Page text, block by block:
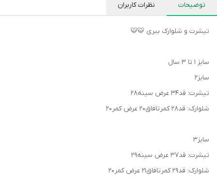
توضیحات نظرات کاربران
تیشرت و شلوارک ببری 🐯🐯
سایز ۱ تا ۳ سال
سایز۲
تیشرت: قد۳۴ عرض سینه۲۸
شلوارک: قد۲۸ کمرتافاق۲۰ عرض کمر۲۰
سایز۳
تیشرت: قد۳۷ عرض سینه۲۹
شلوارک: قد۲۹ کمرتافاق۲۱ عرض کمر۲۰